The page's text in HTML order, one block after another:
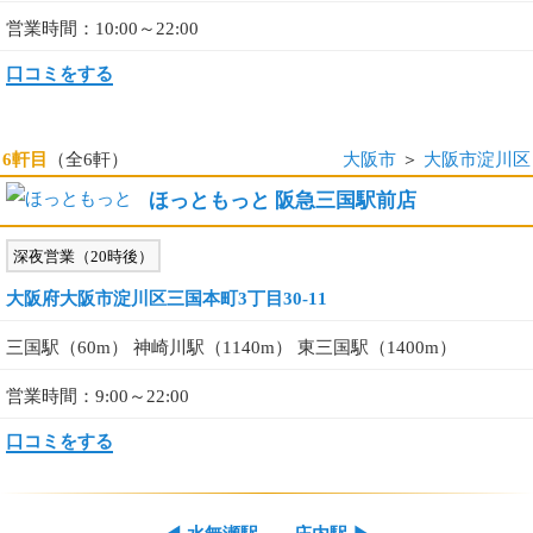
営業時間：10:00～22:00
口コミをする
6軒目 （全6軒） 大阪市 ＞ 大阪市淀川区
ほっともっと 阪急三国駅前店
深夜営業（20時後）
大阪府大阪市淀川区三国本町3丁目30-11
三国駅（60m） 神崎川駅（1140m） 東三国駅（1400m）
営業時間：9:00～22:00
口コミをする